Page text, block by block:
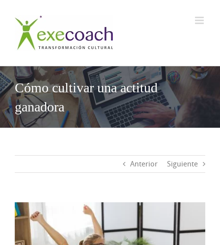
contenido
Cómo cultivar una actitud
ganadora
Anterior Siguiente
Ver
imagen